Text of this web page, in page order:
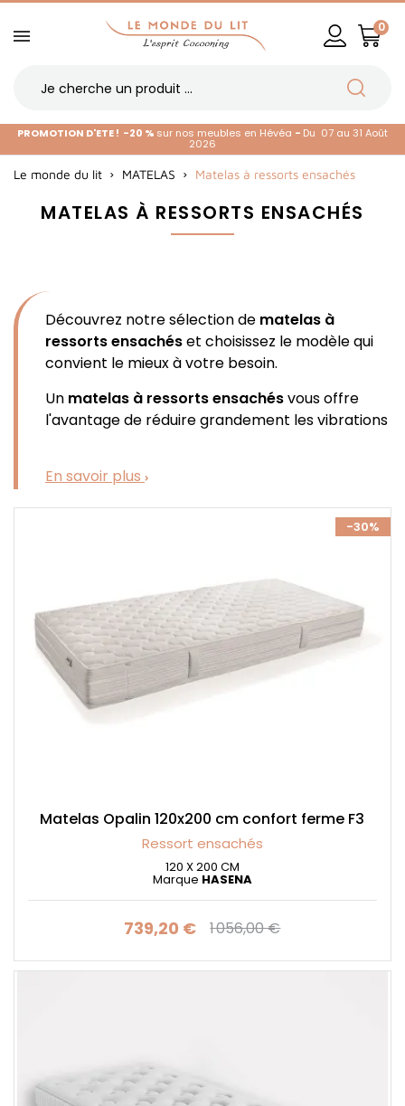
0
PROMOTION D'ETE ! -20 % sur nos meubles en Hévéa - Du 07 au 31 Août
2026
Le monde du lit MATELAS Matelas à ressorts ensachés
MATELAS À RESSORTS ENSACHÉS
Découvrez notre sélection de matelas à
ressorts ensachéset choisissez le modèle qui
convient le mieux à votre besoin.
Un matelas à ressorts ensachésvous offre
l'avantage de réduire grandement les vibrations
En savoir plus
-30%
Matelas Opalin 120x200 cm confort ferme F3
Ressort ensachés
120 X 200 CM
Marque HASENA
Prix
739,20 € Prix de base
1 056,00 €